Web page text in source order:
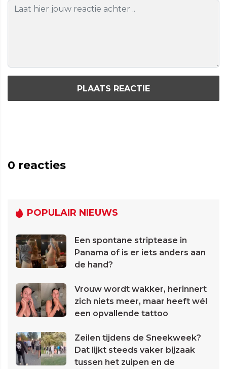
PLAATS REACTIE
0 reacties
POPULAIR NIEUWS
Een spontane striptease in
Panama of is er iets anders aan
de hand?
Vrouw wordt wakker, herinnert
zich niets meer, maar heeft wél
een opvallende tattoo
Zeilen tijdens de Sneekweek?
Dat lijkt steeds vaker bijzaak
tussen het zuipen en de